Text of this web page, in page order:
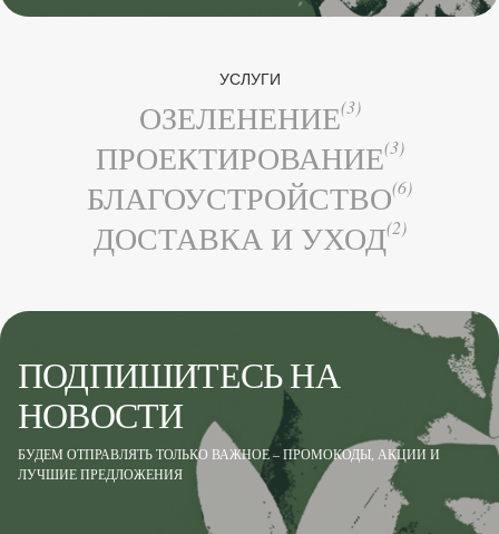
УСЛУГИ
ОЗЕЛЕНЕНИЕ(3)
ПРОЕКТИРОВАНИЕ(3)
БЛАГОУСТРОЙСТВО(6)
ДОСТАВКА И УХОД(2)
ПОДПИШИТЕСЬ НА
НОВОСТИ
БУДЕМ ОТПРАВЛЯТЬ ТОЛЬКО ВАЖНОЕ – ПРОМОКОДЫ, АКЦИИ И
ЛУЧШИЕ ПРЕДЛОЖЕНИЯ